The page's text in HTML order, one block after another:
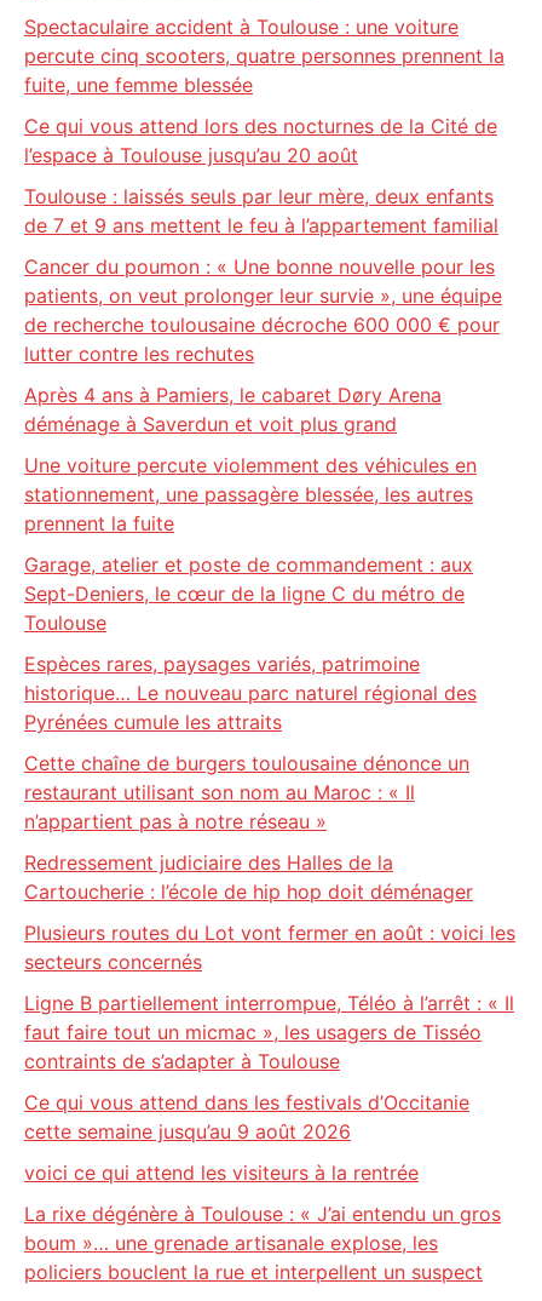
Spectaculaire accident à Toulouse : une voiture
percute cinq scooters, quatre personnes prennent la
fuite, une femme blessée
Ce qui vous attend lors des nocturnes de la Cité de
l’espace à Toulouse jusqu’au 20 août
Toulouse : laissés seuls par leur mère, deux enfants
de 7 et 9 ans mettent le feu à l’appartement familial
Cancer du poumon : « Une bonne nouvelle pour les
patients, on veut prolonger leur survie », une équipe
de recherche toulousaine décroche 600 000 € pour
lutter contre les rechutes
Après 4 ans à Pamiers, le cabaret Døry Arena
déménage à Saverdun et voit plus grand
Une voiture percute violemment des véhicules en
stationnement, une passagère blessée, les autres
prennent la fuite
Garage, atelier et poste de commandement : aux
Sept-Deniers, le cœur de la ligne C du métro de
Toulouse
Espèces rares, paysages variés, patrimoine
historique… Le nouveau parc naturel régional des
Pyrénées cumule les attraits
Cette chaîne de burgers toulousaine dénonce un
restaurant utilisant son nom au Maroc : « Il
n’appartient pas à notre réseau »
Redressement judiciaire des Halles de la
Cartoucherie : l’école de hip hop doit déménager
Plusieurs routes du Lot vont fermer en août : voici les
secteurs concernés
Ligne B partiellement interrompue, Téléo à l’arrêt : « Il
faut faire tout un micmac », les usagers de Tisséo
contraints de s’adapter à Toulouse
Ce qui vous attend dans les festivals d’Occitanie
cette semaine jusqu’au 9 août 2026
voici ce qui attend les visiteurs à la rentrée
La rixe dégénère à Toulouse : « J’ai entendu un gros
boum »… une grenade artisanale explose, les
policiers bouclent la rue et interpellent un suspect